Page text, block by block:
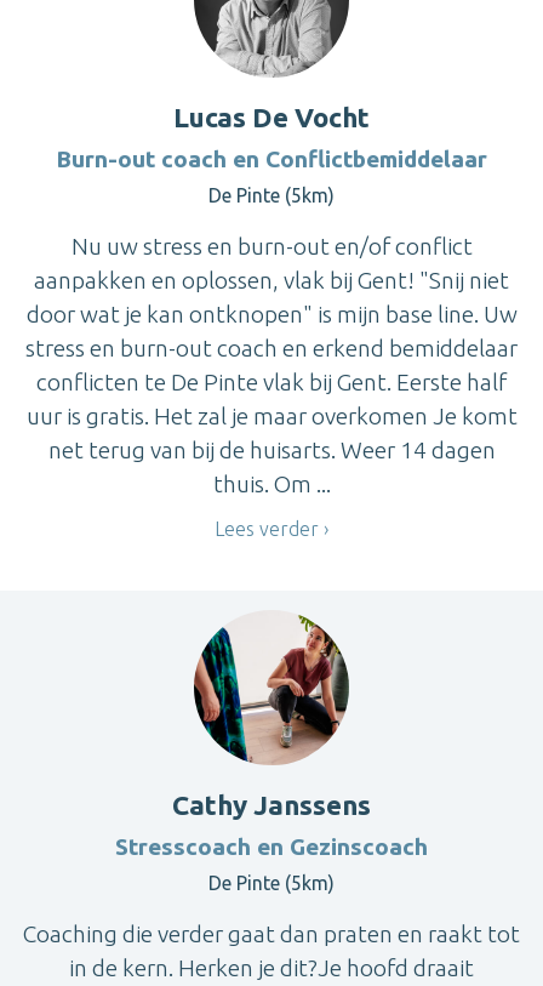
Lucas De Vocht
Burn-out coach en Conflictbemiddelaar
De Pinte (5km)
Nu uw stress en burn-out en/of conflict
aanpakken en oplossen, vlak bij Gent! "Snij niet
door wat je kan ontknopen" is mijn base line. Uw
stress en burn-out coach en erkend bemiddelaar
conflicten te De Pinte vlak bij Gent. Eerste half
uur is gratis. Het zal je maar overkomen Je komt
net terug van bij de huisarts. Weer 14 dagen
thuis. Om ...
Lees verder
Cathy Janssens
Stresscoach en Gezinscoach
De Pinte (5km)
Coaching die verder gaat dan praten en raakt tot
in de kern. Herken je dit?Je hoofd draait